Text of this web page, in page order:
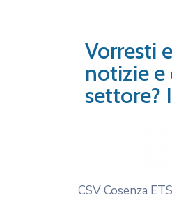
Vorresti
notizie
settore?
CSV Cosenza